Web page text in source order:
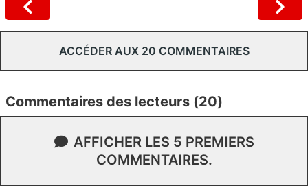
ACCÉDER AUX 20 COMMENTAIRES
Commentaires des lecteurs (20)
AFFICHER LES 5 PREMIERS
COMMENTAIRES.